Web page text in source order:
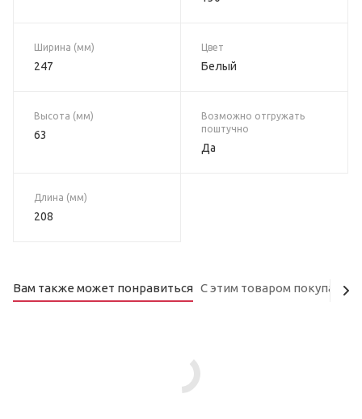
Ширина (мм)
247
Цвет
Белый
Высота (мм)
63
Возможно отгружать
поштучно
Да
Длина (мм)
208
Вам также может понравиться С этим товаром покупают